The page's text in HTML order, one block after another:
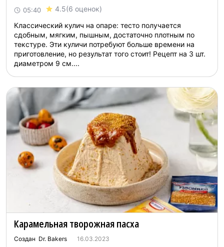
05:40 4.5(6 оценок)
Классический кулич на опаре: тесто получается
сдобным, мягким, пышным, достаточно плотным по
текстуре. Эти куличи потребуют больше времени на
приготовление, но результат того стоит! Рецепт на 3 шт.
диаметром 9 см....
Карамельная творожная пасха
Создан Dr. Bakers 16.03.2023